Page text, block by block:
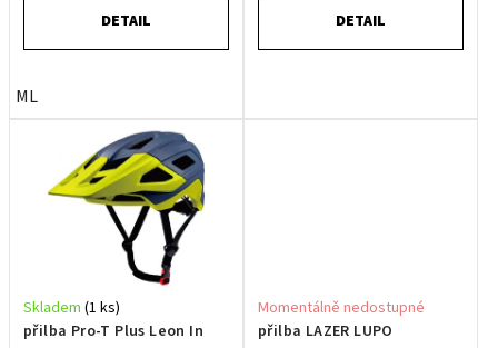
DETAIL
ML
DETAIL
přilba Pro-T Plus Leon In
Skladem (1 ks)
přilba LAZER LUPO
Momentálně nedostupné